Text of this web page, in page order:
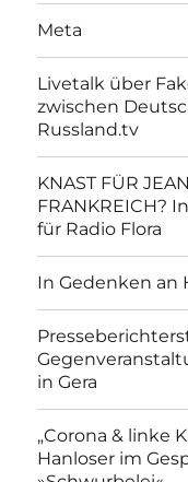
Meta
Livetalk über
zwischen
Russland.tv
KNAST FÜR
FRANKREICH?
für Radio Flora
In Gedenken an
in Gera
„Corona & linke
Hanloser im